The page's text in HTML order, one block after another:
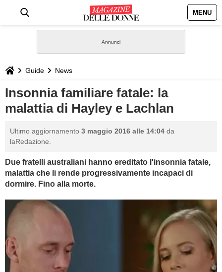
MENU
STILE
BIOGRAFIE
DEFINIZIONI
GASTRONOMIA
SESSO
BAMBINO
DIETA
Guide News
Insonnia familiare fatale: la
malattia di Hayley e Lachlan
Ultimo aggiornamento 3 maggio 2016 alle 14:04 da
laRedazione.
Due fratelli australiani hanno ereditato l'insonnia fatale,
malattia che li rende progressivamente incapaci di
dormire. Fino alla morte.